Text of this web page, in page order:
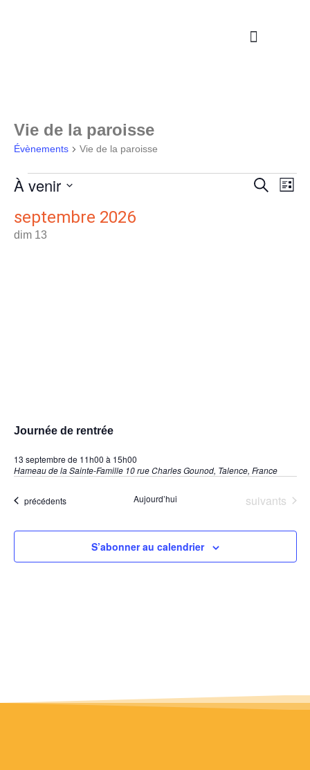
Vie de la paroisse
Évènements Vie de la paroisse
Recherche
Liste
À venir
une
date.
septembre 2026
dim 13
Journée de rentrée
13 septembre de 11h00 à 15h00
Hameau de la Sainte-Famille 10 rue Charles Gounod, Talence, France
Évènements
précédents Aujourd’hui Évènements
suivants
S’abonner au calendrier